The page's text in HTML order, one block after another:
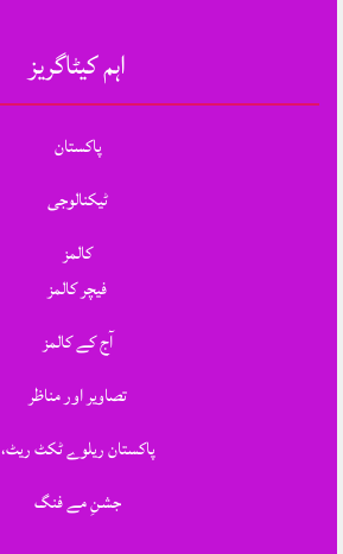
اہم کیٹاگریز
پاکستان
ٹیکنالوجی
کالمز
فیچر کالمز
آج کے کالمز
تصاویر اور مناظر
پاکستان ریلوے ٹکٹ ریٹ،
جشنِ مے فنگ